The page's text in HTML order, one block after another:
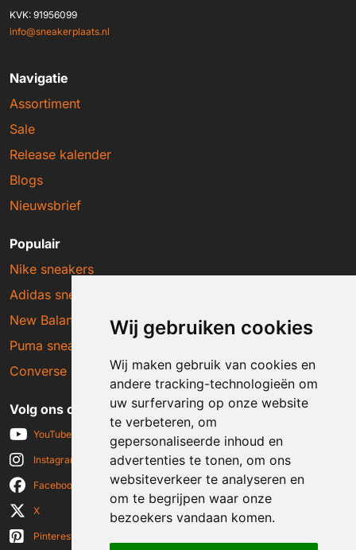
Wij gebruiken cookies
Wij maken gebruik van cookies en
andere tracking-technologieën om
uw surfervaring op onze website
te verbeteren, om
gepersonaliseerde inhoud en
advertenties te tonen, om ons
websiteverkeer te analyseren en
om te begrijpen waar onze
bezoekers vandaan komen.
KVK: 91956099
info@sneakerplaats.nl
Navigatie
Assortiment
Sale
Release kalender
Blogs
Nieuwsbrief
Populair
Nike sneakers
Adidas sneakers
New Balance sneakers
Puma sneakers
Converse sneakers
Volg ons op social media
YouTube
Instagram
Facebook
X
Pinterest